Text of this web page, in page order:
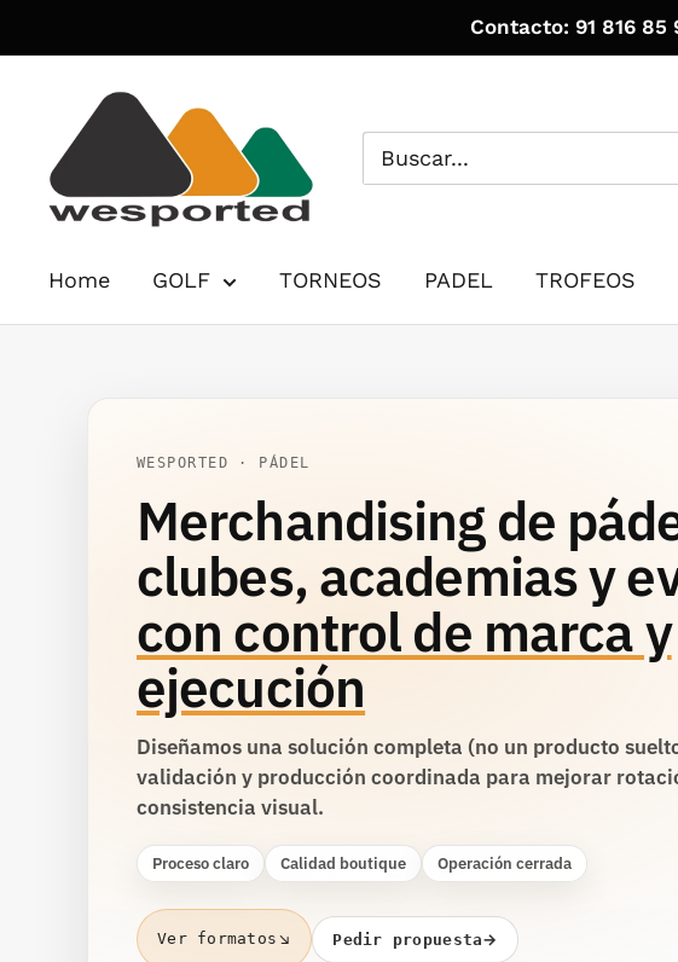
directamente
contenido
Contacto: 91 816
SPORTED
Home GOLF TORNEOS PADEL TROFEOS
WESPORTED · PÁDEL
Merchandising de
clubes, academias y
con control de marca y
ejecución
Diseñamos una solución completa (no un producto
validación y producción coordinada para mejorar
consistencia visual.
Proceso claro Calidad boutique Operación cerrada
Ver formatos ↘ Pedir propuesta→